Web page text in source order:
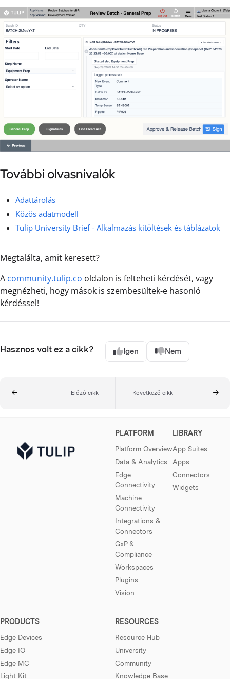
További olvasnivalók
Adattárolás
Közös adatmodell
Tulip University Brief - Alkalmazás kitöltések és táblázatok
Megtalálta, amit keresett?
A community.tulip.co oldalon is felteheti kérdését, vagy
megnézheti, hogy mások is szembesültek-e hasonló
kérdéssel!
Hasznos volt ez a cikk? Igen Nem
Előző cikk Következő cikk
PLATFORM
Platform Overview
Data & Analytics
Edge
Connectivity
Machine
Connectivity
Integrations &
Connectors
GxP &
Compliance
Workspaces
Plugins
Vision
LIBRARY
App Suites
Apps
Connectors
Widgets
PRODUCTS
Edge Devices
Edge IO
Edge MC
Light Kit
RESOURCES
Resource Hub
University
Community
Knowledge Base